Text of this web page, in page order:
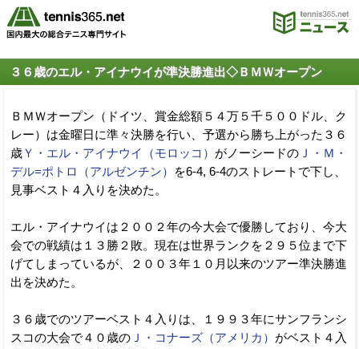
３６歳のエル・アイナウイが準決勝進出◇ＢＭＷオープン
ＢＭＷオープン（ドイツ、賞金総額５４万５千５００ドル、ク
レー）は金曜日に準々決勝を行い、予選から勝ち上がった３６
歳Ｙ・エル・アイナウイ（モロッコ） がノーシードの Ｊ・Ｍ・
デル=ポトロ（アルゼンチン）
を6-4, 6-4のストレートで下し、
見事ベスト４入りを決めた。
エル・アイナウイは２００２年の今大会で優勝しており、今大
会での戦績は１３勝２敗。現在は世界ランクを２９５位まで下
げてしまっているが、２００３年１０月以来のツアー準決勝進
出を決めた。
３６歳でのツアーベスト４入りは、１９９３年にサンフランシ
スコの大会で４０歳の Ｊ・コナーズ（アメリカ） がベスト４入